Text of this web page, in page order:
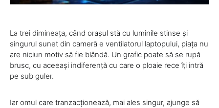
La trei dimineața, când orașul stă cu luminile stinse și
singurul sunet din cameră e ventilatorul laptopului, piața nu
are niciun motiv să fie blândă. Un grafic poate să se rupă
brusc, cu aceeași indiferență cu care o ploaie rece îți intră
pe sub guler.
Iar omul care tranzacționează, mai ales singur, ajunge să